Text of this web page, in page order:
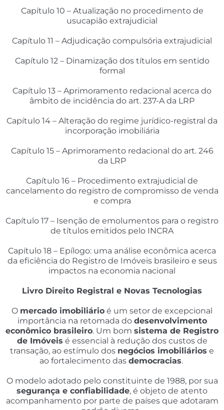
Capítulo 10 – Atualização no procedimento de
usucapião extrajudicial
Capítulo 11 – Adjudicação compulsória extrajudicial
Capítulo 12 – Dinamização dos títulos em sentido
formal
Capítulo 13 – Aprimoramento redacional acerca do
âmbito de incidência do art. 237-A da LRP
Capítulo 14 – Alteração do regime jurídico-registral da
incorporação imobiliária
Capítulo 15 – Aprimoramento redacional do art. 246
da LRP
Capítulo 16 – Procedimento extrajudicial de
cancelamento do registro de compromisso de venda
e compra
Capítulo 17 – Isenção de emolumentos para o registro
de títulos emitidos pelo INCRA
Capítulo 18 – Epílogo: uma análise econômica acerca
da eficiência do Registro de Imóveis brasileiro e seus
impactos na economia nacional
Livro Direito Registral e Novas Tecnologias
O mercado imobiliário é um setor de excepcional
importância na retomada do desenvolvimento
econômico brasileiro. Um bom sistema de Registro
de Imóveis é essencial à redução dos custos de
transação, ao estímulo dos negócios imobiliários e
ao fortalecimento das democracias.
O modelo adotado pelo constituinte de 1988, por sua
segurança e confiabilidade, é objeto de atento
acompanhamento por parte de países que adotaram